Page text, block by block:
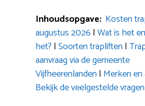
Inhoudsopgave: Kosten
augustus 2026 |Wat is het
het? |Soorten trapliften|
aanvraag via de gemeente
Vijfheerenlanden| Merken
Bekijk de veelgestelde vragen